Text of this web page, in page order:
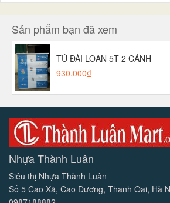
Sản phẩm bạn đã xem
TỦ ĐÀI LOAN 5T 2 CÁNH
930.000₫
Nhựa Thành Luân
Siêu thị Nhựa Thành Luân
Số 5 Cao Xã, Cao Dương, Thanh Oai, Hà